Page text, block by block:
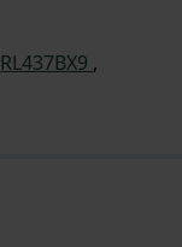
RL437BX9 ,